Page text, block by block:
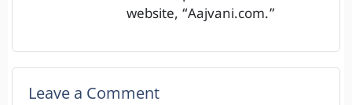
website, “Aajvani.com.”
Leave a Comment